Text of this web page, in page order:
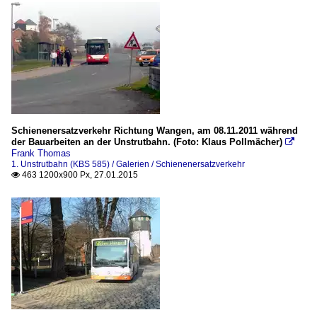
Schienenersatzverkehr Richtung Wangen, am 08.11.2011 während
der Bauarbeiten an der Unstrutbahn. (Foto: Klaus Pollmächer) 
Frank Thomas
1. Unstrutbahn (KBS 585) / Galerien / Schienenersatzverkehr
 463 1200x900 Px, 27.01.2015